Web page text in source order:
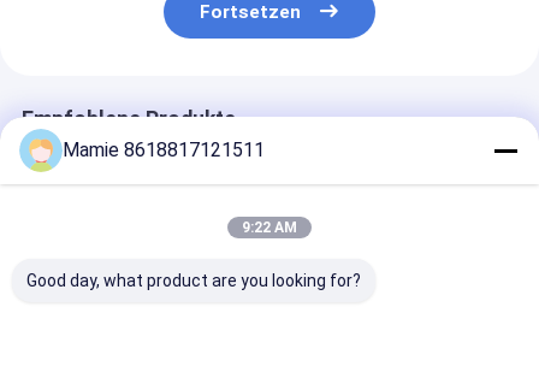
Fortsetzen
Empfohlene Produkte
Mamie 8618817121511
9:22 AM
Good day, what product are you looking for?